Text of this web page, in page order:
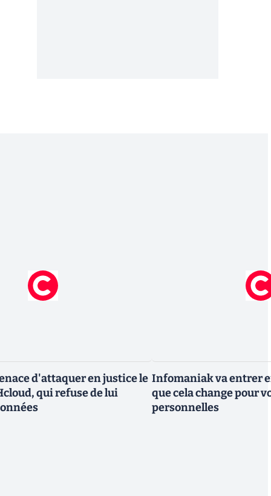
d'attaquer en justice le
qui refuse de lui
Infomaniak va entrer
que cela change pour
personnelles